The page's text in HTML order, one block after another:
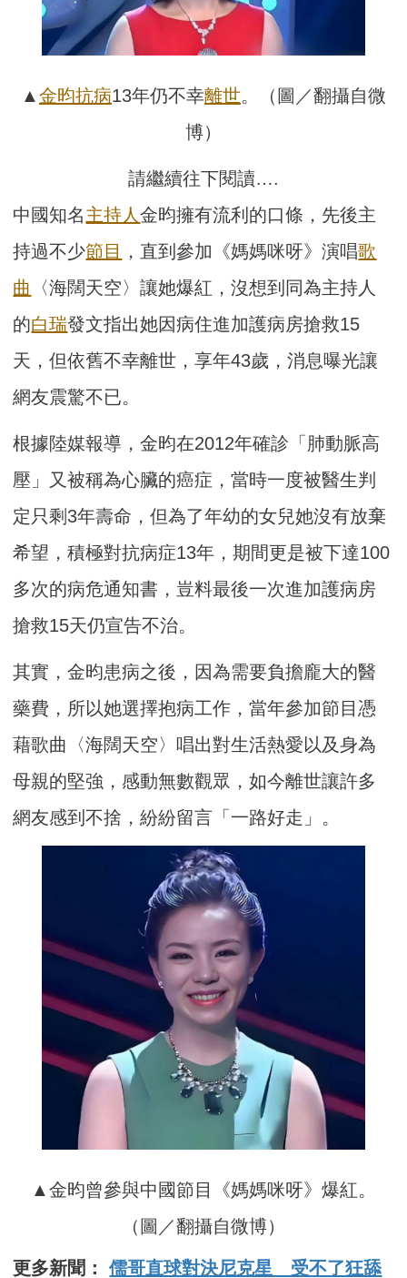
▲ 金昀抗病13年仍不幸離世。（圖／翻攝自微
博）
請繼續往下閱讀….
中國知名主持人金昀擁有流利的口條，先後主
持過不少節目 ，直到參加《媽媽咪呀》演唱歌
曲
〈海闊天空〉讓她爆紅，沒想到同為主持人
的白瑞發文指出她因病住進加護病房搶救15
天，但依舊不幸離世，享年43歲，消息曝光讓
網友震驚不已。
根據陸媒報導，金昀在2012年確診「肺動脈高
壓」又被稱為心臟的癌症，當時一度被醫生判
定只剩3年壽命，但為了年幼的女兒她沒有放棄
希望，積極對抗病症13年，期間更是被下達100
多次的病危通知書，豈料最後一次進加護病房
搶救15天仍宣告不治。
其實，金昀患病之後，因為需要負擔龐大的醫
藥費，所以她選擇抱病工作，當年參加節目憑
藉歌曲〈海闊天空〉唱出對生活熱愛以及身為
母親的堅強，感動無數觀眾，如今離世讓許多
網友感到不捨，紛紛留言「一路好走」。
▲金昀曾參與中國節目《媽媽咪呀》爆紅。
（圖／翻攝自微博）
更多新聞：儒哥直球對決尼克星 受不了狂舔